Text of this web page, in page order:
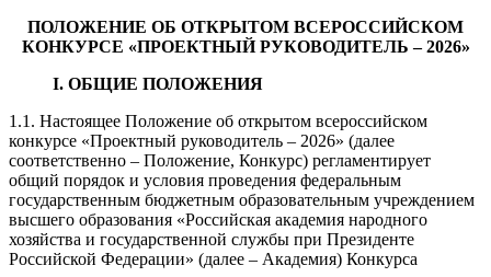
ПОЛОЖЕНИЕ ОБ ОТКРЫТОМ ВСЕРОССИЙСКОМ
КОНКУРСЕ «ПРОЕКТНЫЙ РУКОВОДИТЕЛЬ – 2026»
I. ОБЩИЕ ПОЛОЖЕНИЯ
1.1. Настоящее Положение об открытом всероссийском
конкурсе «Проектный руководитель – 2026» (далее
соответственно – Положение, Конкурс) регламентирует
общий порядок и условия проведения федеральным
государственным бюджетным образовательным учреждением
высшего образования «Российская академия народного
хозяйства и государственной службы при Президенте
Российской Федерации» (далее – Академия) Конкурса